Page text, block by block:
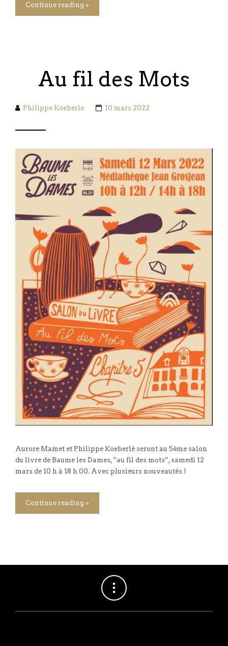
Continue reading »
Au fil des Mots
Philippe Koeberle 10 mars 2022
Aurore Mamet et Philippe Koeberlé seront au 5ème salon
du livre de Baume les Dames, “au fil des mots”, samedi 12
mars de 10 h à 18 h 00. Avec plusieurs nouveautés !
Continue reading »